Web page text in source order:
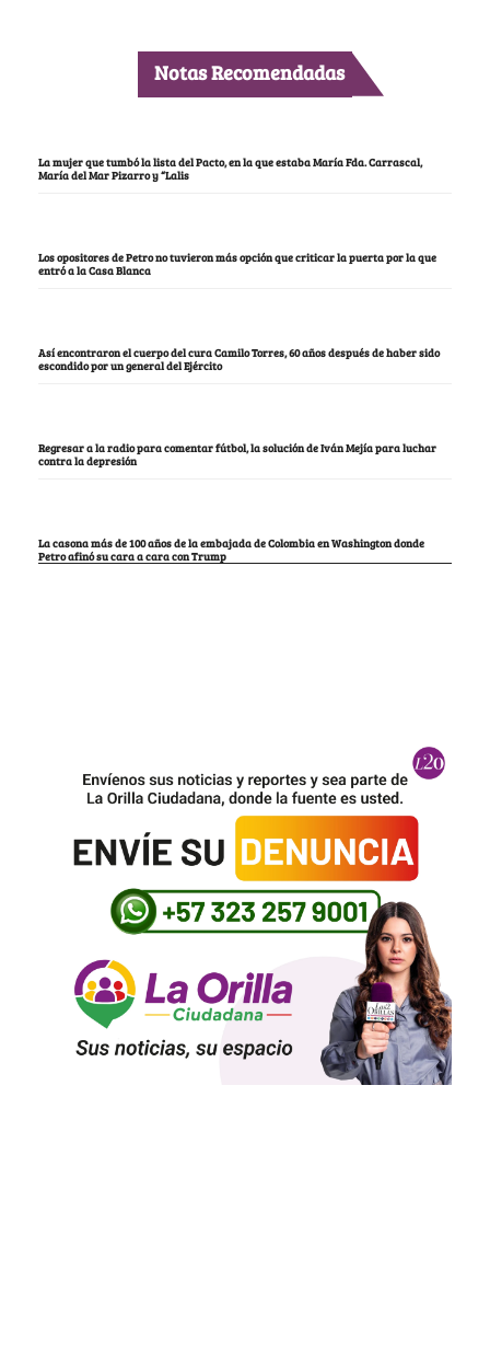
Notas Recomendadas
La mujer que tumbó la lista del Pacto, en la que estaba María Fda. Carrascal,
María del Mar Pizarro y “Lalis
Los opositores de Petro no tuvieron más opción que criticar la puerta por la que
entró a la Casa Blanca
Así encontraron el cuerpo del cura Camilo Torres, 60 años después de haber sido
escondido por un general del Ejército
Regresar a la radio para comentar fútbol, la solución de Iván Mejía para luchar
contra la depresión
La casona más de 100 años de la embajada de Colombia en Washington donde
Petro afinó su cara a cara con Trump